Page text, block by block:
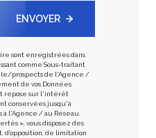
ENVOYER
sont enregistrées dans
comme Sous-traitant
prospects de l'Agence /
de vos Données
repose sur l'intérêt
conservées jusqu'à
l'Agence / au Réseau.
», vous disposez des
d’opposition, de limitation